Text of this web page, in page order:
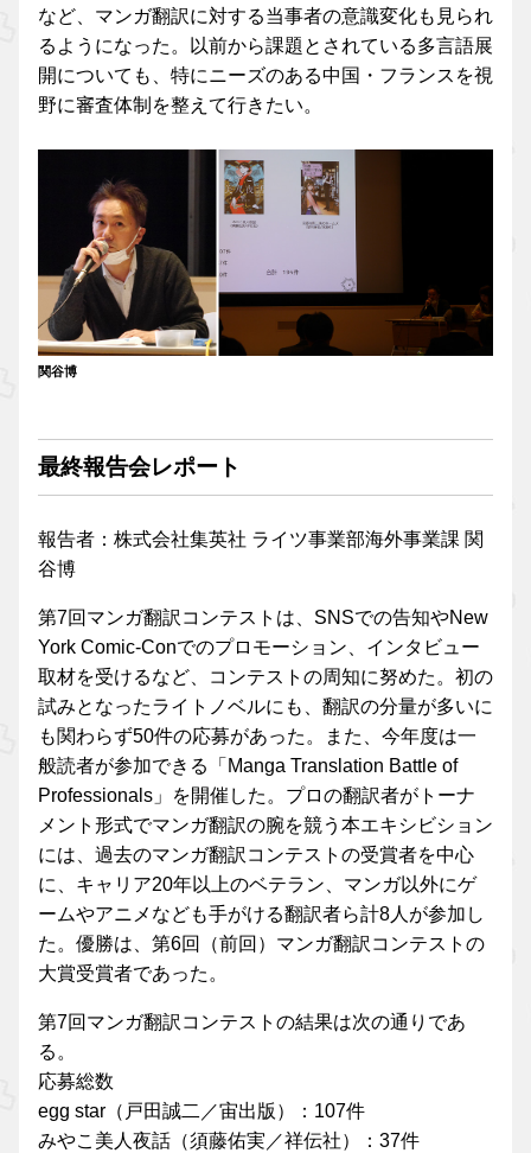
など、マンガ翻訳に対する当事者の意識変化も見られ
るようになった。以前から課題とされている多言語展
開についても、特にニーズのある中国・フランスを視
野に審査体制を整えて行きたい。
関谷博
最終報告会レポート
報告者：株式会社集英社 ライツ事業部海外事業課 関
谷博
第7回マンガ翻訳コンテストは、SNSでの告知やNew
York Comic-Conでのプロモーション、インタビュー
取材を受けるなど、コンテストの周知に努めた。初の
試みとなったライトノベルにも、翻訳の分量が多いに
も関わらず50件の応募があった。また、今年度は一
般読者が参加できる「Manga Translation Battle of
Professionals」を開催した。プロの翻訳者がトーナ
メント形式でマンガ翻訳の腕を競う本エキシビション
には、過去のマンガ翻訳コンテストの受賞者を中心
に、キャリア20年以上のベテラン、マンガ以外にゲ
ームやアニメなども手がける翻訳者ら計8人が参加し
た。優勝は、第6回（前回）マンガ翻訳コンテストの
大賞受賞者であった。
第7回マンガ翻訳コンテストの結果は次の通りであ
る。
応募総数
egg star（戸田誠二／宙出版）：107件
みやこ美人夜話（須藤佑実／祥伝社）：37件